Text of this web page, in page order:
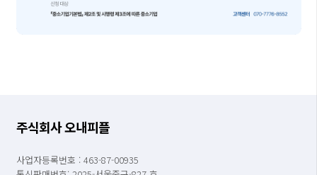
주식회사 오내피플
사업자등록번호 : 463-87-00935